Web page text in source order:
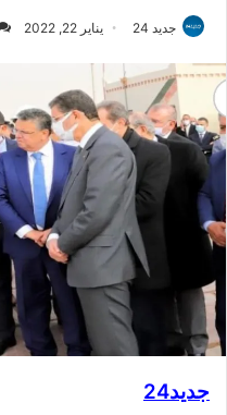
جديد 24 يناير 22, 2022
جديد24